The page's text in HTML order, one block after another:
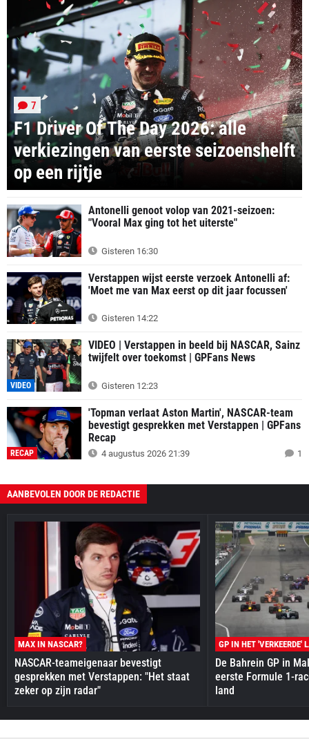
F1 Driver Of The Day 2026: alle
verkiezingen van eerste seizoenshelft
op een rijtje
7
Antonelli genoot volop van 2021-seizoen:
"Vooral Max ging tot het uiterste"
Gisteren 16:30
Verstappen wijst eerste verzoek Antonelli af:
'Moet me van Max eerst op dit jaar focussen'
Gisteren 14:22
VIDEO
VIDEO | Verstappen in beeld bij NASCAR, Sainz
twijfelt over toekomst | GPFans News
Gisteren 12:23
RECAP
'Topman verlaat Aston Martin', NASCAR-team
bevestigt gesprekken met Verstappen | GPFans
Recap
4 augustus 2026 21:39 1
AANBEVOLEN DOOR DE REDACTIE
MAX IN NASCAR?
NASCAR-teameigenaar bevestigt
gesprekken met Verstappen: "Het staat
zeker op zijn radar"
GP IN HET 'VERKEERDE'
De Bahrein GP in
eerste Formule 1-
land